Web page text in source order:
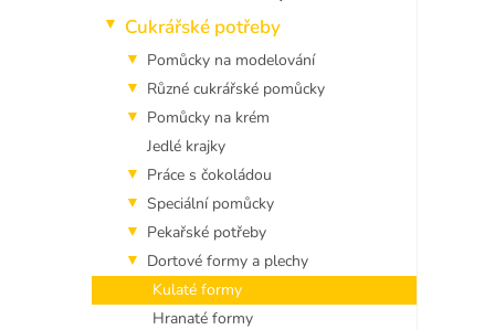
Cukrářské potřeby
Pomůcky na modelování
Různé cukrářské pomůcky
Pomůcky na krém
Jedlé krajky
Práce s čokoládou
Speciální pomůcky
Pekařské potřeby
Dortové formy a plechy
Kulaté formy
Hranaté formy